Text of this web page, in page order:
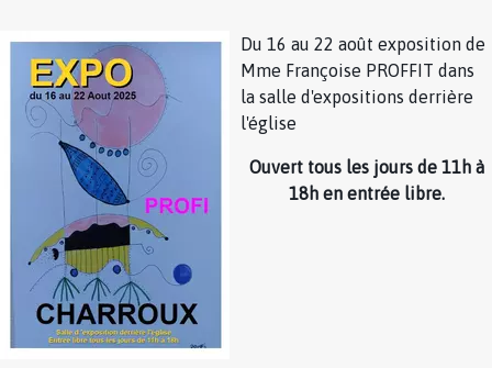
Du 16 au 22 août exposition de
Mme Françoise PROFFIT dans
la salle d'expositions derrière
l'église
Ouvert tous les jours de 11h à
18h en entrée libre.